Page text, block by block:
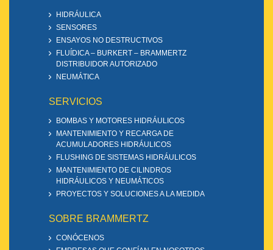
HIDRÁULICA
SENSORES
ENSAYOS NO DESTRUCTIVOS
FLUÍDICA – BURKERT – BRAMMERTZ
DISTRIBUIDOR AUTORIZADO
NEUMÁTICA
SERVICIOS
BOMBAS Y MOTORES HIDRÁULICOS
MANTENIMIENTO Y RECARGA DE
ACUMULADORES HIDRÁULICOS
FLUSHING DE SISTEMAS HIDRÁULICOS
MANTENIMIENTO DE CILINDROS
HIDRÁULICOS Y NEUMÁTICOS
PROYECTOS Y SOLUCIONES A LA MEDIDA
SOBRE BRAMMERTZ
CONÓCENOS